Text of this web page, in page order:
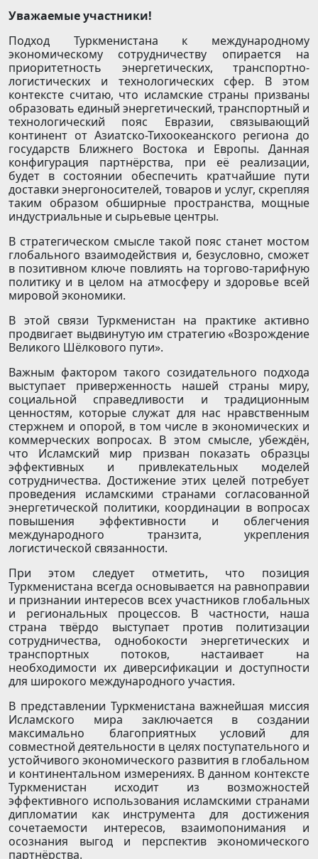
Уважаемые участники!
Подход Туркменистана к международному
экономическому сотрудничеству опирается на
приоритетность энергетических, транспортно-
логистических и технологических сфер. В этом
контексте считаю, что исламские страны призваны
образовать единый энергетический, транспортный и
технологический пояс Евразии, связывающий
континент от Азиатско-Тихоокеанского региона до
государств Ближнего Востока и Европы. Данная
конфигурация партнёрства, при её реализации,
будет в состоянии обеспечить кратчайшие пути
доставки энергоносителей, товаров и услуг, скрепляя
таким образом обширные пространства, мощные
индустриальные и сырьевые центры.
В стратегическом смысле такой пояс станет мостом
глобального взаимодействия и, безусловно, сможет
в позитивном ключе повлиять на торгово-тарифную
политику и в целом на атмосферу и здоровье всей
мировой экономики.
В этой связи Туркменистан на практике активно
продвигает выдвинутую им стратегию «Возрождение
Великого Шёлкового пути».
Важным фактором такого созидательного подхода
выступает приверженность нашей страны миру,
социальной справедливости и традиционным
ценностям, которые служат для нас нравственным
стержнем и опорой, в том числе в экономических и
коммерческих вопросах. В этом смысле, убеждён,
что Исламский мир призван показать образцы
эффективных и привлекательных моделей
сотрудничества. Достижение этих целей потребует
проведения исламскими странами согласованной
энергетической политики, координации в вопросах
повышения эффективности и облегчения
международного транзита, укрепления
логистической связанности.
При этом следует отметить, что позиция
Туркменистана всегда основывается на равноправии
и признании интересов всех участников глобальных
и региональных процессов. В частности, наша
страна твёрдо выступает против политизации
сотрудничества, однобокости энергетических и
транспортных потоков, настаивает на
необходимости их диверсификации и доступности
для широкого международного участия.
В представлении Туркменистана важнейшая миссия
Исламского мира заключается в создании
максимально благоприятных условий для
совместной деятельности в целях поступательного и
устойчивого экономического развития в глобальном
и континентальном измерениях. В данном контексте
Туркменистан исходит из возможностей
эффективного использования исламскими странами
дипломатии как инструмента для достижения
сочетаемости интересов, взаимопонимания и
осознания выгод и перспектив экономического
партнёрства.